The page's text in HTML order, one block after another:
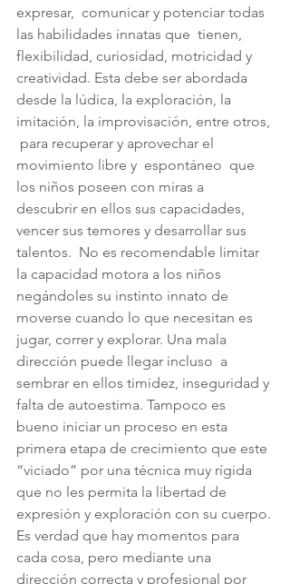
expresar,  comunicar y potenciar todas
las habilidades innatas que  tienen,
flexibilidad, curiosidad, motricidad y
creatividad. Esta debe ser abordada
desde la lúdica, la exploración, la
imitación, la improvisación, entre otros,
para recuperar y aprovechar el
movimiento libre y  espontáneo  que
los niños poseen con miras a
descubrir en ellos sus capacidades,
vencer sus temores y desarrollar sus
talentos.  No es recomendable limitar
la capacidad motora a los niños
negándoles su instinto innato de
moverse cuando lo que necesitan es
jugar, correr y explorar. Una mala
dirección puede llegar incluso  a
sembrar en ellos timidez, inseguridad y
falta de autoestima. Tampoco es
bueno iniciar un proceso en esta
primera etapa de crecimiento que este
“viciado” por una técnica muy rígida
que no les permita la libertad de
expresión y exploración con su cuerpo.
Es verdad que hay momentos para
cada cosa, pero mediante una
dirección correcta y profesional por